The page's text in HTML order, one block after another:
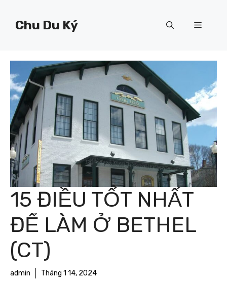
Chu Du Ký Menu
15 ĐIỀU TỐT NHẤT
ĐỂ LÀM Ở BETHEL
(CT)
admin Tháng 1 14, 2024